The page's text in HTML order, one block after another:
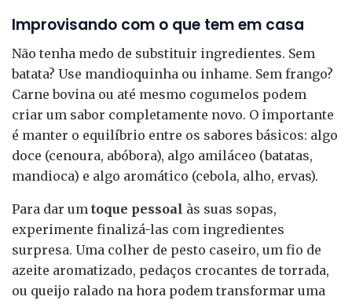
Improvisando com o que tem em casa
Não tenha medo de substituir ingredientes. Sem
batata? Use mandioquinha ou inhame. Sem frango?
Carne bovina ou até mesmo cogumelos podem
criar um sabor completamente novo. O importante
é manter o equilíbrio entre os sabores básicos: algo
doce (cenoura, abóbora), algo amiláceo (batatas,
mandioca) e algo aromático (cebola, alho, ervas).
Para dar um toque pessoal às suas sopas,
experimente finalizá-las com ingredientes
surpresa. Uma colher de pesto caseiro, um fio de
azeite aromatizado, pedaços crocantes de torrada,
ou queijo ralado na hora podem transformar uma